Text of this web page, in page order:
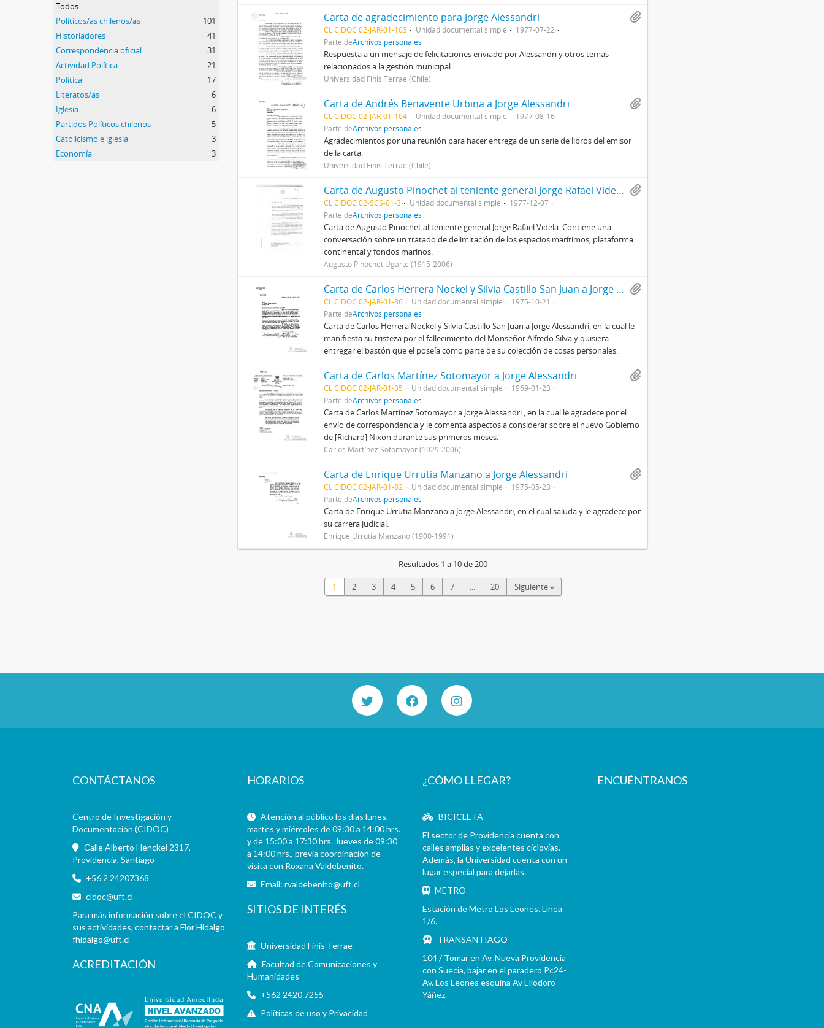
Todos
Políticos/as chilenos/as
101
Historiadores
41
Correspondencia oficial
31
Actividad Política
21
Política
17
Literatos/as
6
Iglesia
6
Partidos Políticos chilenos
5
Catolicismo e iglesia
3
Economía
3
Carta de agradecimiento para Jorge Alessandri
CL CIDOC 02-JAR-01-103 Unidad documental simple
1977-07-22
Parte deArchivos personales
Respuesta a un mensaje de felicitaciones enviado por Alessandri y otros temas
relacionados a la gestión municipal.
Universidad Finis Terrae (Chile)
Carta de Andrés Benavente Urbina a Jorge Alessandri
CL CIDOC 02-JAR-01-104 Unidad documental simple
1977-08-16
Parte deArchivos personales
Agradecimientos por una reunión para hacer entrega de un serie de libros del emisor
de la carta.
Universidad Finis Terrae (Chile)
Carta de Augusto Pinochet al teniente general Jorge Rafael Videla, presidente de facto de la República Argentina
CL CIDOC 02-SCS-01-3 Unidad documental simple
1977-12-07
Parte deArchivos personales
Carta de Augusto Pinochet al teniente general Jorge Rafael Videla. Contiene una
conversación sobre un tratado de delimitación de los espacios marítimos, plataforma
continental y fondos marinos.
Augusto Pinochet Ugarte (1915-2006)
Carta de Carlos Herrera Nockel y Silvia Castillo San Juan a Jorge Alessandri
CL CIDOC 02-JAR-01-86 Unidad documental simple
1975-10-21
Parte deArchivos personales
Carta de Carlos Herrera Nockel y Silvia Castillo San Juan a Jorge Alessandri, en la cual le
manifiesta su tristeza por el fallecimiento del Monseñor Alfredo Silva y quisiera
entregar el bastón que el poseía como parte de su colección de cosas personales.
Carta de Carlos Martínez Sotomayor a Jorge Alessandri
CL CIDOC 02-JAR-01-35 Unidad documental simple
1969-01-23
Parte deArchivos personales
Carta de Carlos Martínez Sotomayor a Jorge Alessandri , en la cual le agradece por el
envío de correspondencia y le comenta aspectos a considerar sobre el nuevo Gobierno
de [Richard] Nixon durante sus primeros meses.
Carlos Martínez Sotomayor (1929-2006)
Carta de Enrique Urrutia Manzano a Jorge Alessandri
CL CIDOC 02-JAR-01-82 Unidad documental simple
1975-05-23
Parte deArchivos personales
Carta de Enrique Urrutia Manzano a Jorge Alessandri, en el cual saluda y le agradece por
su carrera judicial.
Enrique Urrutia Manzano (1900-1991)
Resultados 1 a 10 de 200
1 2 3 4 5 6 7 ... 20 Siguiente »
CONTÁCTANOS
Centro de Investigación y
Documentación (CIDOC)
Calle Alberto Henckel 2317,
Providencia, Santiago
+56 2 24207368
cidoc@uft.cl
Para más información sobre el CIDOC y
sus actividades, contactar a Flor Hidalgo
fhidalgo@uft.cl
ACREDITACIÓN
HORARIOS
Atención al público los días lunes,
martes y miércoles de 09:30 a 14:00 hrs.
y de 15:00 a 17:30 hrs. Jueves de 09:30
a 14:00 hrs., previa coordinación de
visita con Roxana Valdebenito.
Email:rvaldebenito@uft.cl
SITIOS DE INTERÉS
Universidad Finis Terrae
Facultad de Comunicaciones y
Humanidades
+562 2420 7255
Políticas de uso y Privacidad
¿CÓMO LLEGAR?
BICICLETA
El sector de Providencia cuenta con
calles amplias y excelentes ciclovías.
Además, la Universidad cuenta con un
lugar especial para dejarlas.
METRO
Estación de Metro Los Leones. Línea
1/6.
TRANSANTIAGO
104 / Tomar en Av. Nueva Providencia
con Suecia, bajar en el paradero Pc24-
Av. Los Leones esquina Av Eliodoro
Yáñez.
ENCUÉNTRANOS